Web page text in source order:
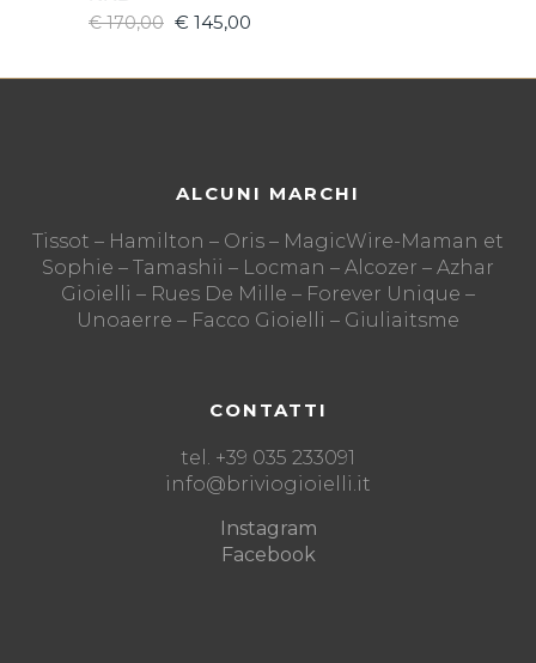
€170,00 € 145,00
ALCUNI MARCHI
Tissot – Hamilton – Oris – MagicWire-Maman et
Sophie – Tamashii – Locman – Alcozer – Azhar
Gioielli – Rues De Mille – Forever Unique –
Unoaerre – Facco Gioielli – Giuliaitsme
CONTATTI
tel. +39 035 233091
info@briviogioielli.it
Instagram
Facebook